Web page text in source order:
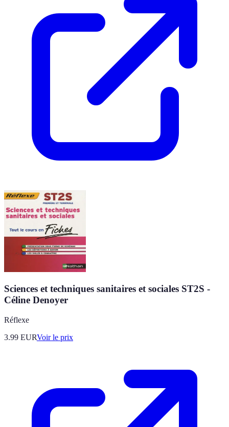
Sciences et techniques sanitaires et sociales ST2S -
Céline Denoyer
Réflexe
3.99 EURVoir le prix